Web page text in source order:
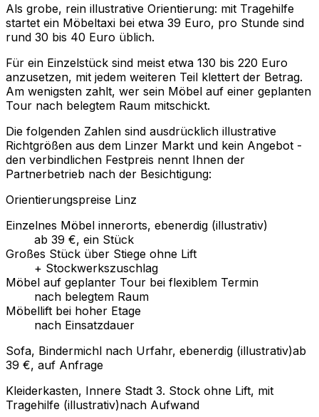
Als grobe, rein illustrative Orientierung: mit Tragehilfe
startet ein Möbeltaxi bei etwa 39 Euro, pro Stunde sind
rund 30 bis 40 Euro üblich.
Für ein Einzelstück sind meist etwa 130 bis 220 Euro
anzusetzen, mit jedem weiteren Teil klettert der Betrag.
Am wenigsten zahlt, wer sein Möbel auf einer geplanten
Tour nach belegtem Raum mitschickt.
Die folgenden Zahlen sind ausdrücklich illustrative
Richtgrößen aus dem Linzer Markt und kein Angebot -
den verbindlichen Festpreis nennt Ihnen der
Partnerbetrieb nach der Besichtigung:
Orientierungspreise Linz
Einzelnes Möbel innerorts, ebenerdig (illustrativ)
ab 39 €, ein Stück
Großes Stück über Stiege ohne Lift
+ Stockwerkszuschlag
Möbel auf geplanter Tour bei flexiblem Termin
nach belegtem Raum
Möbellift bei hoher Etage
nach Einsatzdauer
Sofa, Bindermichl nach Urfahr, ebenerdig (illustrativ)ab
39 €, auf Anfrage
Kleiderkasten, Innere Stadt 3. Stock ohne Lift, mit
Tragehilfe (illustrativ)nach Aufwand